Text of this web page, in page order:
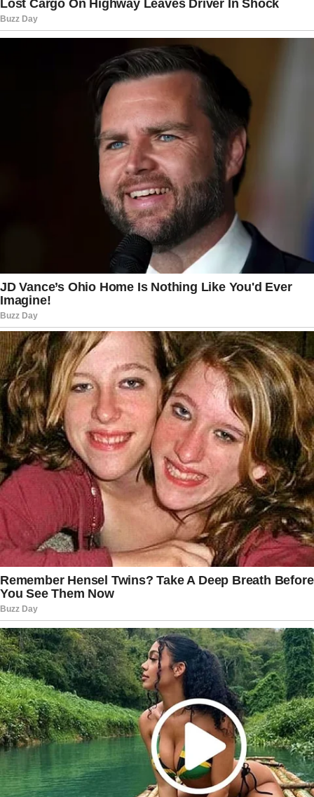
realizaram visitas durante esse período. A única
exceção foi Eduardo Bolsonaro, que continua
nos Estados Unidos. Em alguns casos, como o
das netas do ex-presidente, foi necessária
autorização específica para que a visita pudesse
Desde o início da prisão domiciliar humanitária,
Bolsonaro deixou a residência apenas uma vez. A
saída ocorreu para a realização de um
procedimento médico no ombro. Após
permanecer quatro dias internado, ele retornou
para casa e retomou o cumprimento da medida
sem alterações nas condições determinadas pelo
STF.
Outro ponto que chamou atenção foi a ausência
de visitas de aliados políticos. Diferentemente de
períodos anteriores, desta vez a autorização
ficou restrita principalmente aos familiares e
profissionais indispensáveis. Segundo a decisão
de Alexandre de Moraes, essa limitação busca
reduzir a exposição do ex-presidente a possíveis
infecções, considerando sua condição de saúde.
Enquanto isso, outro episódio relacionado ao ex-
presidente segue sendo acompanhado pelas
autoridades. Nas últimas semanas, a Polícia
Militar do Distrito Federal apreendeu uma arma
registrada em nome de Bolsonaro durante uma
abordagem envolvendo um agente de
segurança. O fato resultou na abertura de um
inquérito para apuração das circunstâncias do
caso.
Com a nova decisão, Jair Bolsonaro continuará